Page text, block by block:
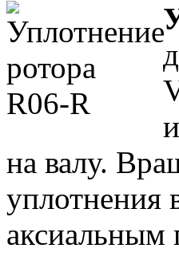
на валу.
уплотнения